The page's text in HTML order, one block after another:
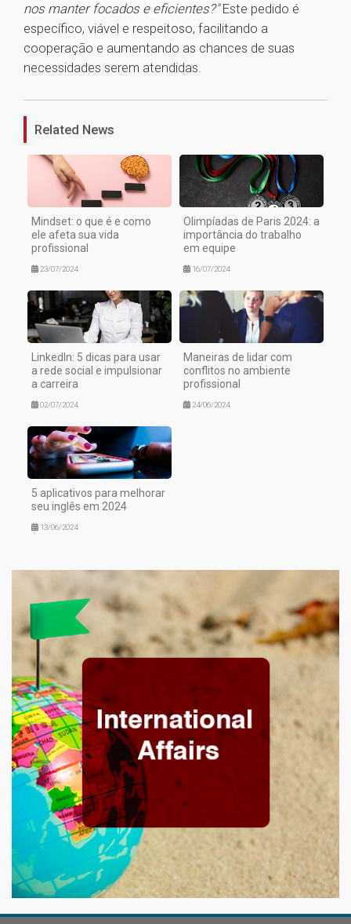
nos manter focados e eficientes?"Este pedido é
específico, viável e respeitoso, facilitando a
cooperação e aumentando as chances de suas
necessidades serem atendidas.
1
Related News
Mindset: o que é e como
ele afeta sua vida
profissional
23/07/2024
Olimpíadas de Paris 2024: a
importância do trabalho
em equipe
16/07/2024
LinkedIn: 5 dicas para usar
a rede social e impulsionar
a carreira
02/07/2024
Maneiras de lidar com
conflitos no ambiente
profissional
24/06/2024
5 aplicativos para melhorar
seu inglês em 2024
13/06/2024